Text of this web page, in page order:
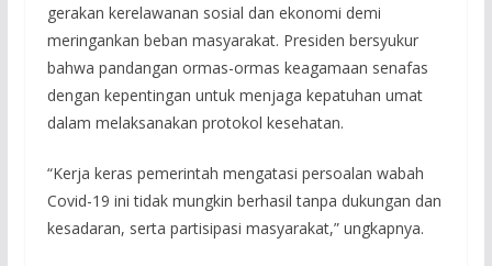
gerakan kerelawanan sosial dan ekonomi demi
meringankan beban masyarakat. Presiden bersyukur
bahwa pandangan ormas-ormas keagamaan senafas
dengan kepentingan untuk menjaga kepatuhan umat
dalam melaksanakan protokol kesehatan.
“Kerja keras pemerintah mengatasi persoalan wabah
Covid-19 ini tidak mungkin berhasil tanpa dukungan dan
kesadaran, serta partisipasi masyarakat,” ungkapnya.